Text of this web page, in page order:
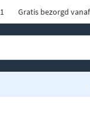
Gratis bezorgd